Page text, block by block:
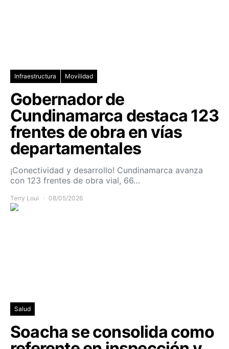
Infraestructura Movilidad
Gobernador de
Cundinamarca destaca 123
frentes de obra en vías
departamentales
¡Conectividad y desarrollo! Cundinamarca avanza
con 123 frentes de obra vial, 66…
Terry Loui 08/05/2026
Salud
Soacha se consolida como